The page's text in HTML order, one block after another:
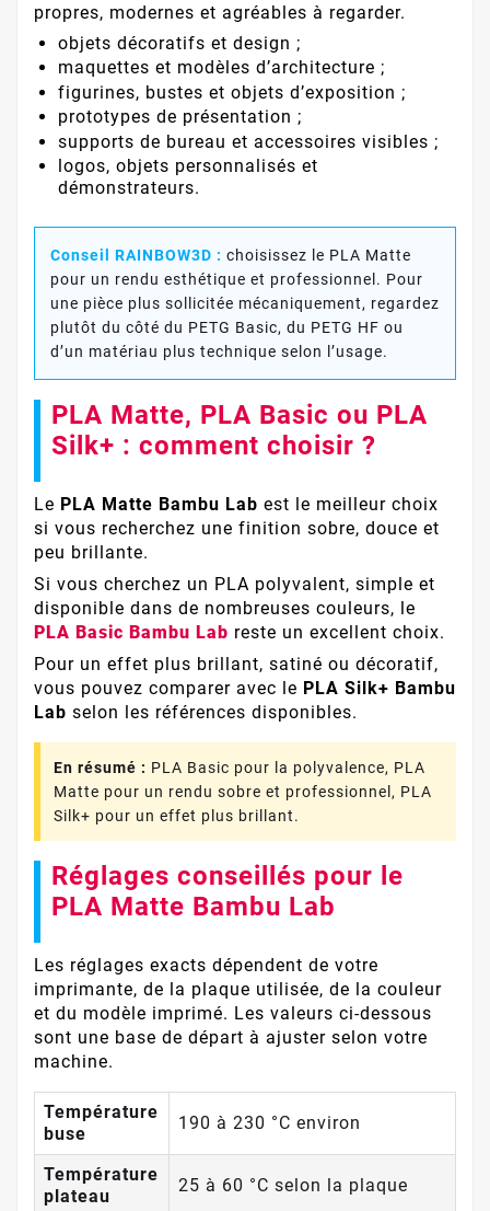
propres, modernes et agréables à regarder.
objets décoratifs et design ;
maquettes et modèles d’architecture ;
figurines, bustes et objets d’exposition ;
prototypes de présentation ;
supports de bureau et accessoires visibles ;
logos, objets personnalisés et
démonstrateurs.
Conseil RAINBOW3D : choisissez le PLA Matte
pour un rendu esthétique et professionnel. Pour
une pièce plus sollicitée mécaniquement, regardez
plutôt du côté du PETG Basic, du PETG HF ou
d’un matériau plus technique selon l’usage.
PLA Matte, PLA Basic ou PLA
Silk+ : comment choisir ?
Le PLA Matte Bambu Lab est le meilleur choix
si vous recherchez une finition sobre, douce et
peu brillante.
Si vous cherchez un PLA polyvalent, simple et
disponible dans de nombreuses couleurs, le
PLA Basic Bambu Lab reste un excellent choix.
Pour un effet plus brillant, satiné ou décoratif,
vous pouvez comparer avec le PLA Silk+ Bambu
Lab selon les références disponibles.
En résumé : PLA Basic pour la polyvalence, PLA
Matte pour un rendu sobre et professionnel, PLA
Silk+ pour un effet plus brillant.
Réglages conseillés pour le
PLA Matte Bambu Lab
Les réglages exacts dépendent de votre
imprimante, de la plaque utilisée, de la couleur
et du modèle imprimé. Les valeurs ci-dessous
sont une base de départ à ajuster selon votre
machine.
Température
buse
190 à 230 °C environ
Température
plateau
25 à 60 °C selon la plaque